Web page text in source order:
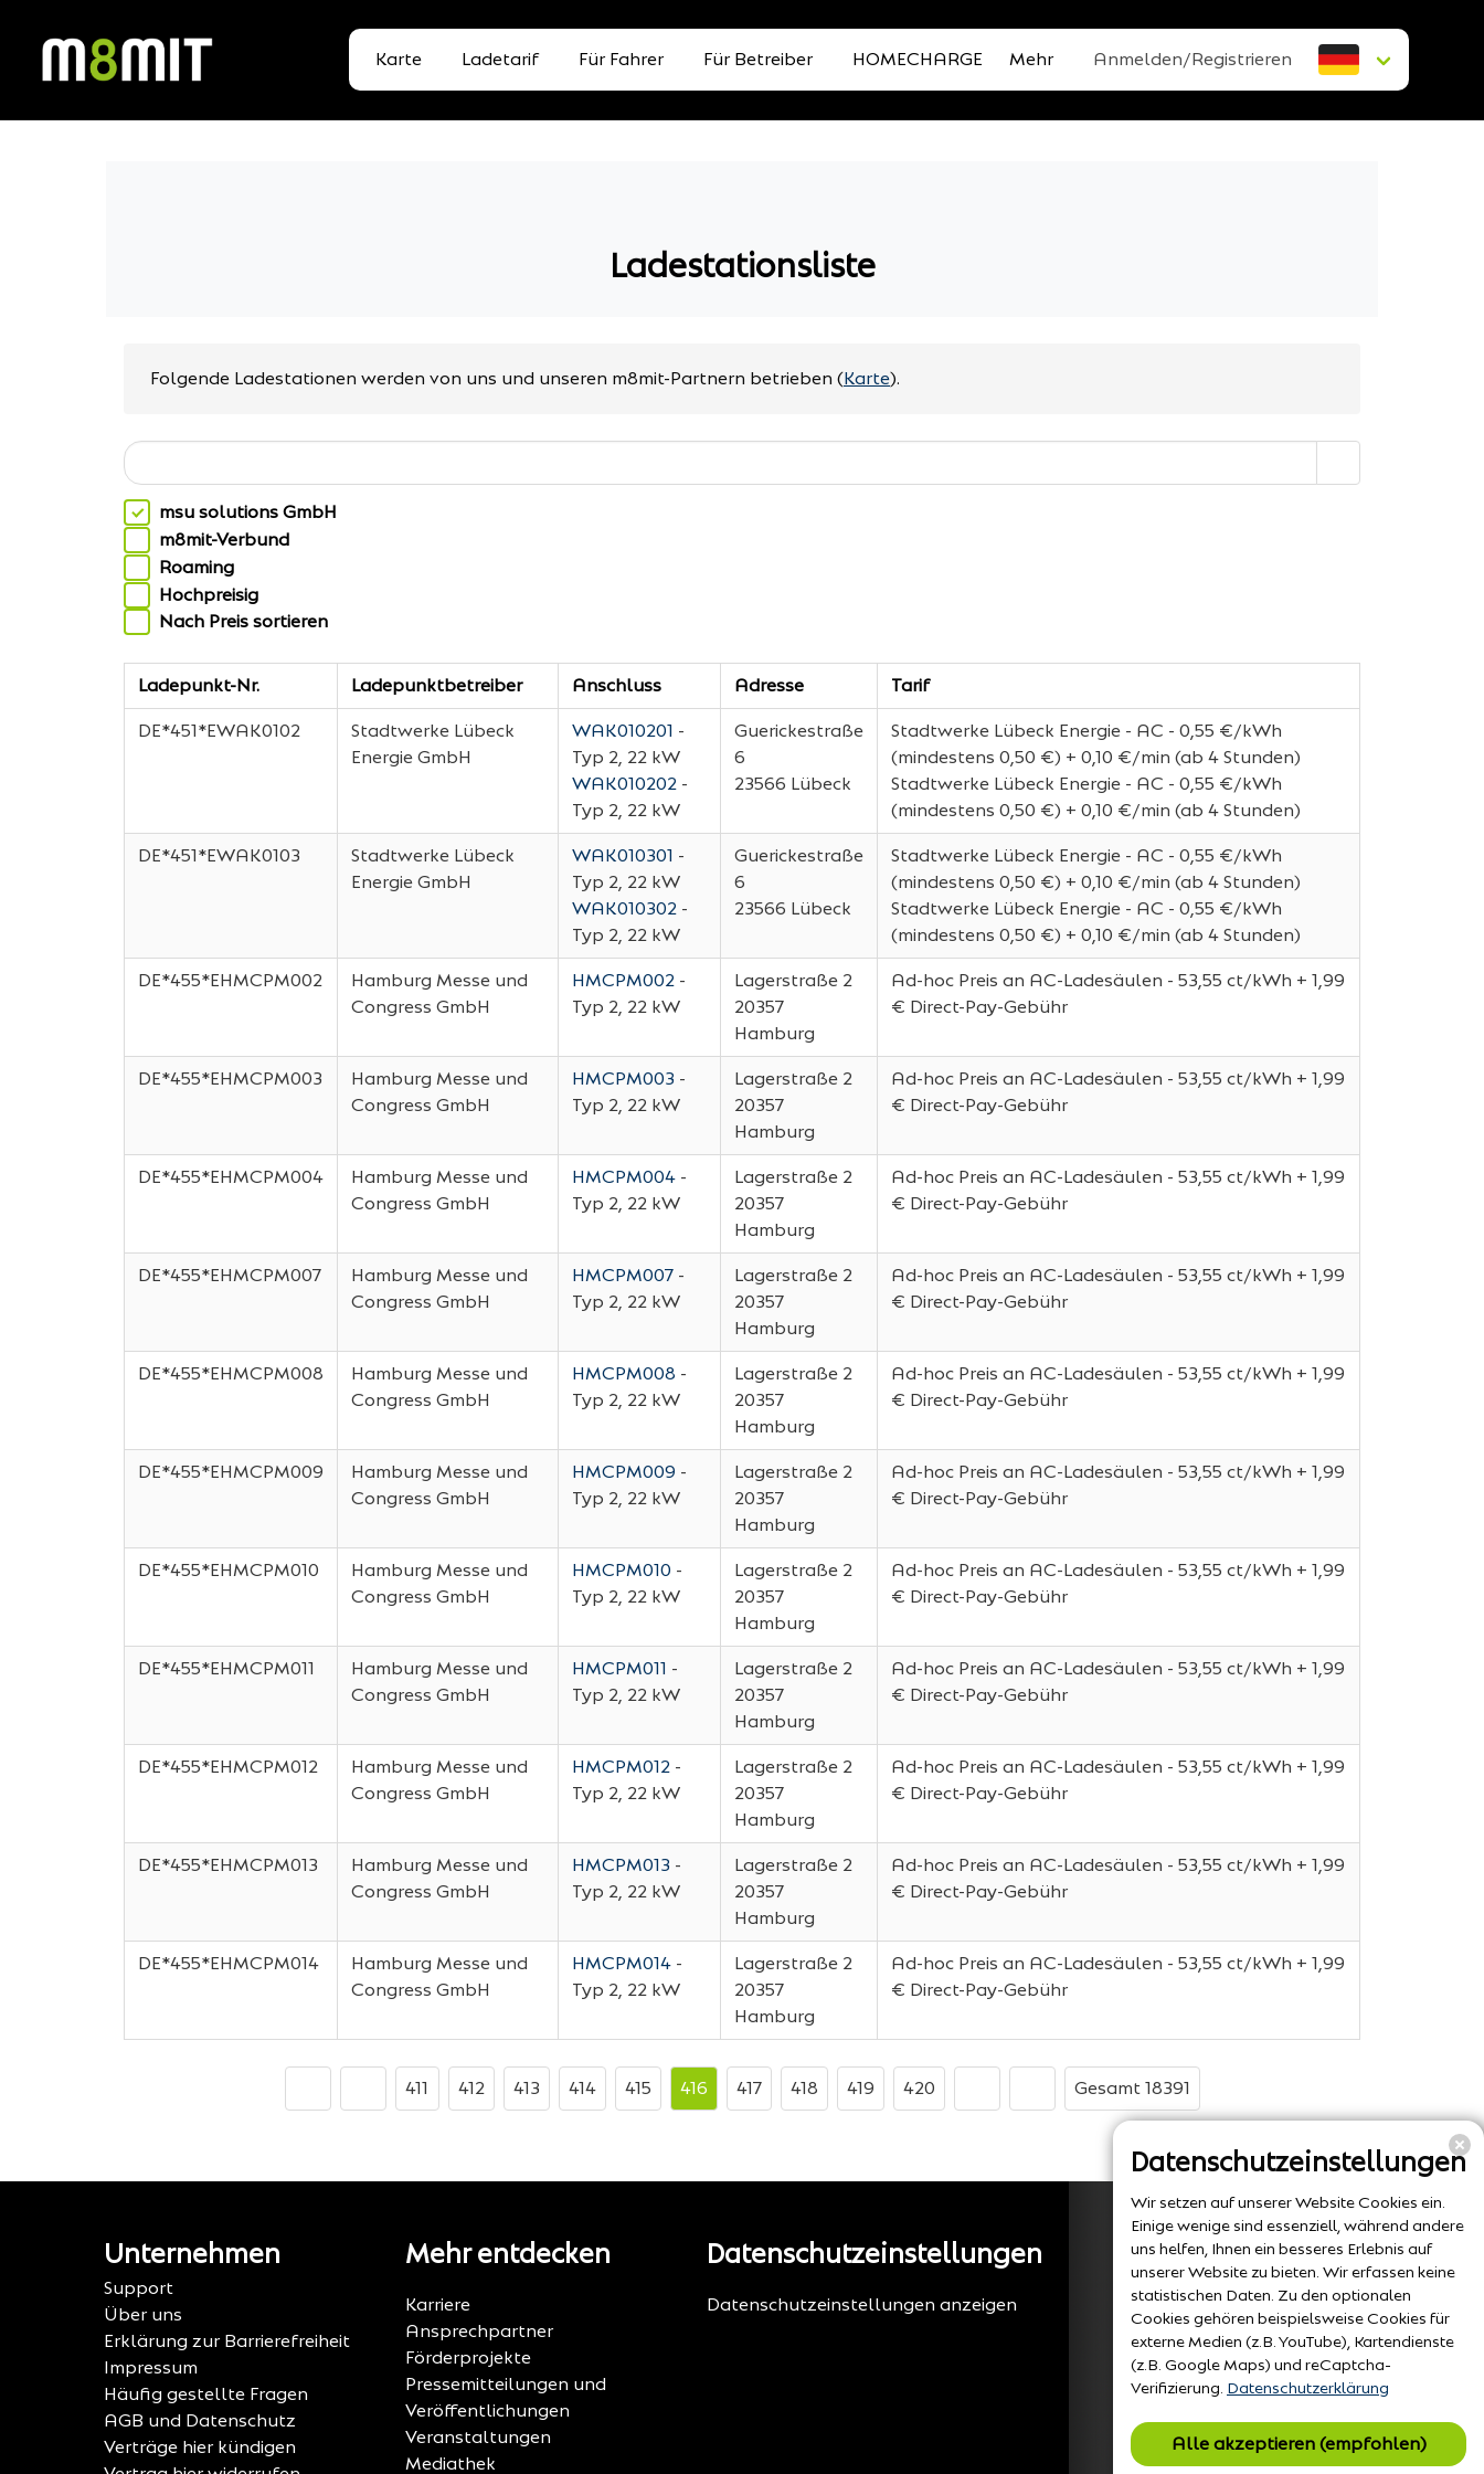
Karte Ladetarif Für Fahrer Für Betreiber HOMECHARGE Mehr Anmelden/Registrieren
Ladestationsliste
Folgende Ladestationen werden von uns und unseren m8mit-Partnern betrieben (Karte).
msu solutions GmbH
m8mit-Verbund
Roaming
Hochpreisig
Nach Preis sortieren
Ladepunkt-Nr. Ladepunktbetreiber Anschluss Adresse Tarif
DE*451*EWAK0102
Stadtwerke Lübeck
Energie GmbH
WAK010201 -
Typ 2, 22 kW
WAK010202 -
Typ 2, 22 kW
Guerickestraße
6
23566 Lübeck
Stadtwerke Lübeck Energie - AC - 0,55 €/kWh
(mindestens 0,50 €) + 0,10 €/min (ab 4 Stunden)
Stadtwerke Lübeck Energie - AC - 0,55 €/kWh
(mindestens 0,50 €) + 0,10 €/min (ab 4 Stunden)
DE*451*EWAK0103
Stadtwerke Lübeck
Energie GmbH
WAK010301 -
Typ 2, 22 kW
WAK010302 -
Typ 2, 22 kW
Guerickestraße
6
23566 Lübeck
Stadtwerke Lübeck Energie - AC - 0,55 €/kWh
(mindestens 0,50 €) + 0,10 €/min (ab 4 Stunden)
Stadtwerke Lübeck Energie - AC - 0,55 €/kWh
(mindestens 0,50 €) + 0,10 €/min (ab 4 Stunden)
DE*455*EHMCPM002
Hamburg Messe und
Congress GmbH
HMCPM002 -
Typ 2, 22 kW
Lagerstraße 2
20357
Hamburg
Ad-hoc Preis an AC-Ladesäulen - 53,55 ct/kWh + 1,99
€ Direct-Pay-Gebühr
DE*455*EHMCPM003
Hamburg Messe und
Congress GmbH
HMCPM003 -
Typ 2, 22 kW
Lagerstraße 2
20357
Hamburg
Ad-hoc Preis an AC-Ladesäulen - 53,55 ct/kWh + 1,99
€ Direct-Pay-Gebühr
DE*455*EHMCPM004
Hamburg Messe und
Congress GmbH
HMCPM004 -
Typ 2, 22 kW
Lagerstraße 2
20357
Hamburg
Ad-hoc Preis an AC-Ladesäulen - 53,55 ct/kWh + 1,99
€ Direct-Pay-Gebühr
DE*455*EHMCPM007
Hamburg Messe und
Congress GmbH
HMCPM007 -
Typ 2, 22 kW
Lagerstraße 2
20357
Hamburg
Ad-hoc Preis an AC-Ladesäulen - 53,55 ct/kWh + 1,99
€ Direct-Pay-Gebühr
DE*455*EHMCPM008
Hamburg Messe und
Congress GmbH
HMCPM008 -
Typ 2, 22 kW
Lagerstraße 2
20357
Hamburg
Ad-hoc Preis an AC-Ladesäulen - 53,55 ct/kWh + 1,99
€ Direct-Pay-Gebühr
DE*455*EHMCPM009
Hamburg Messe und
Congress GmbH
HMCPM009 -
Typ 2, 22 kW
Lagerstraße 2
20357
Hamburg
Ad-hoc Preis an AC-Ladesäulen - 53,55 ct/kWh + 1,99
€ Direct-Pay-Gebühr
DE*455*EHMCPM010
Hamburg Messe und
Congress GmbH
HMCPM010 -
Typ 2, 22 kW
Lagerstraße 2
20357
Hamburg
Ad-hoc Preis an AC-Ladesäulen - 53,55 ct/kWh + 1,99
€ Direct-Pay-Gebühr
DE*455*EHMCPM011
Hamburg Messe und
Congress GmbH
HMCPM011 -
Typ 2, 22 kW
Lagerstraße 2
20357
Hamburg
Ad-hoc Preis an AC-Ladesäulen - 53,55 ct/kWh + 1,99
€ Direct-Pay-Gebühr
DE*455*EHMCPM012
Hamburg Messe und
Congress GmbH
HMCPM012 -
Typ 2, 22 kW
Lagerstraße 2
20357
Hamburg
Ad-hoc Preis an AC-Ladesäulen - 53,55 ct/kWh + 1,99
€ Direct-Pay-Gebühr
DE*455*EHMCPM013
Hamburg Messe und
Congress GmbH
HMCPM013 -
Typ 2, 22 kW
Lagerstraße 2
20357
Hamburg
Ad-hoc Preis an AC-Ladesäulen - 53,55 ct/kWh + 1,99
€ Direct-Pay-Gebühr
DE*455*EHMCPM014
Hamburg Messe und
Congress GmbH
HMCPM014 -
Typ 2, 22 kW
Lagerstraße 2
20357
Hamburg
Ad-hoc Preis an AC-Ladesäulen - 53,55 ct/kWh + 1,99
€ Direct-Pay-Gebühr
411 412 413 414 415 416 417 418 419 420 Gesamt 18391
Unternehmen
Support
Über uns
Erklärung zur Barrierefreiheit
Impressum
Häufig gestellte Fragen
AGB und Datenschutz
Verträge hier kündigen
Mehr entdecken
Karriere
Ansprechpartner
Förderprojekte
Pressemitteilungen und
Veröffentlichungen
Veranstaltungen
Mediathek
Datenschutzeinstellungen
Datenschutzeinstellungen anzeigen
Datenschutzeinstellungen
Wir setzen auf unserer Website Cookies ein.
Einige wenige sind essenziell, während andere
uns helfen, Ihnen ein besseres Erlebnis auf
unserer Website zu bieten. Wir erfassen keine
statistischen Daten. Zu den optionalen
Cookies gehören beispielsweise Cookies für
externe Medien (z.B. YouTube), Kartendienste
(z.B. Google Maps) und reCaptcha-
Verifizierung. Datenschutzerklärung
Alle akzeptieren (empfohlen)